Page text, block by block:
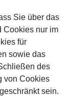
Sie über das
Cookies nur im
für
sowie das
des
von Cookies
sein.